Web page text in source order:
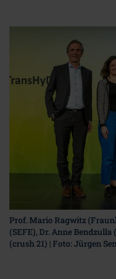
Prof. Mario Ragwitz
(SEFE), Dr. Anne
(crush 21) | Foto: Jürgen